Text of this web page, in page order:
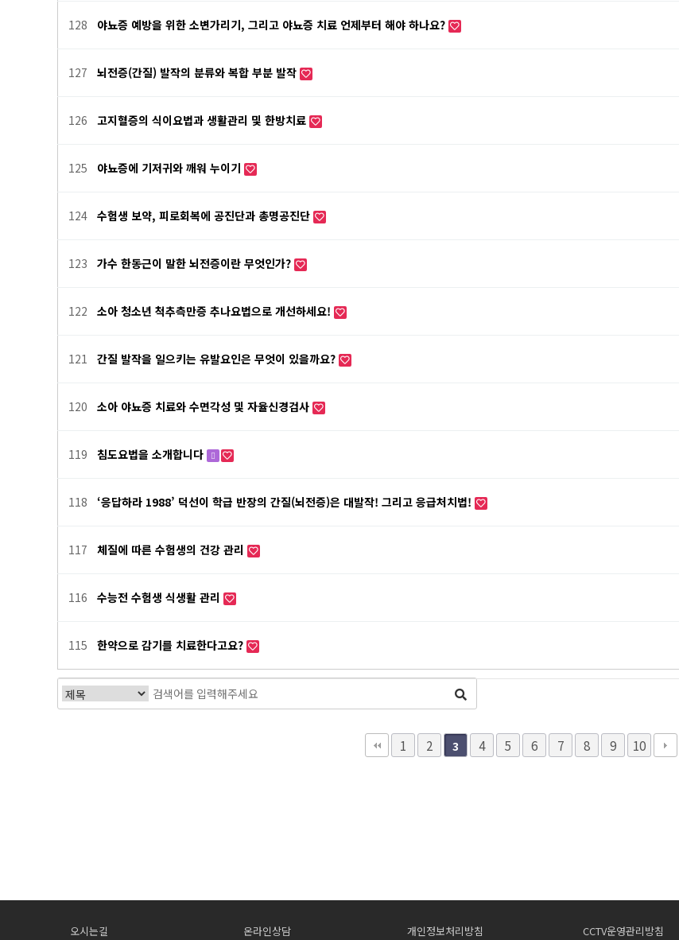
128 야뇨증 예방을 위한 소변가리기, 그리고 야뇨증 치료 언제부터 해야 하나요?
127 뇌전증(간질) 발작의 분류와 복합 부분 발작
126 고지혈증의 식이요법과 생활관리 및 한방치료
125 야뇨증에 기저귀와 깨워 누이기
124 수험생 보약, 피로회복에 공진단과 총명공진단
123 가수 한동근이 말한 뇌전증이란 무엇인가?
122 소아 청소년 척추측만증 추나요법으로 개선하세요!
121 간질 발작을 일으키는 유발요인은 무엇이 있을까요?
120 소아 야뇨증 치료와 수면각성 및 자율신경검사
119 침도요법을 소개합니다
118 ‘응답하라 1988’ 덕선이 학급 반장의 간질(뇌전증)은 대발작! 그리고 응급처치법!
117 체질에 따른 수험생의 건강 관리
116 수능전 수험생 식생활 관리
115 한약으로 감기를 치료한다고요?
1 2 3 4 5 6 7 8 9 10
오시는길 온라인상담 개인정보처리방침 CCTV운영관리방침